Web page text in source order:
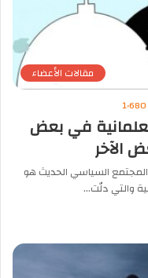
مقالات الأعضاء
1٬680
العلمانية في بعض
الآخر
السياسي الحديث هو
والتي دلّت…